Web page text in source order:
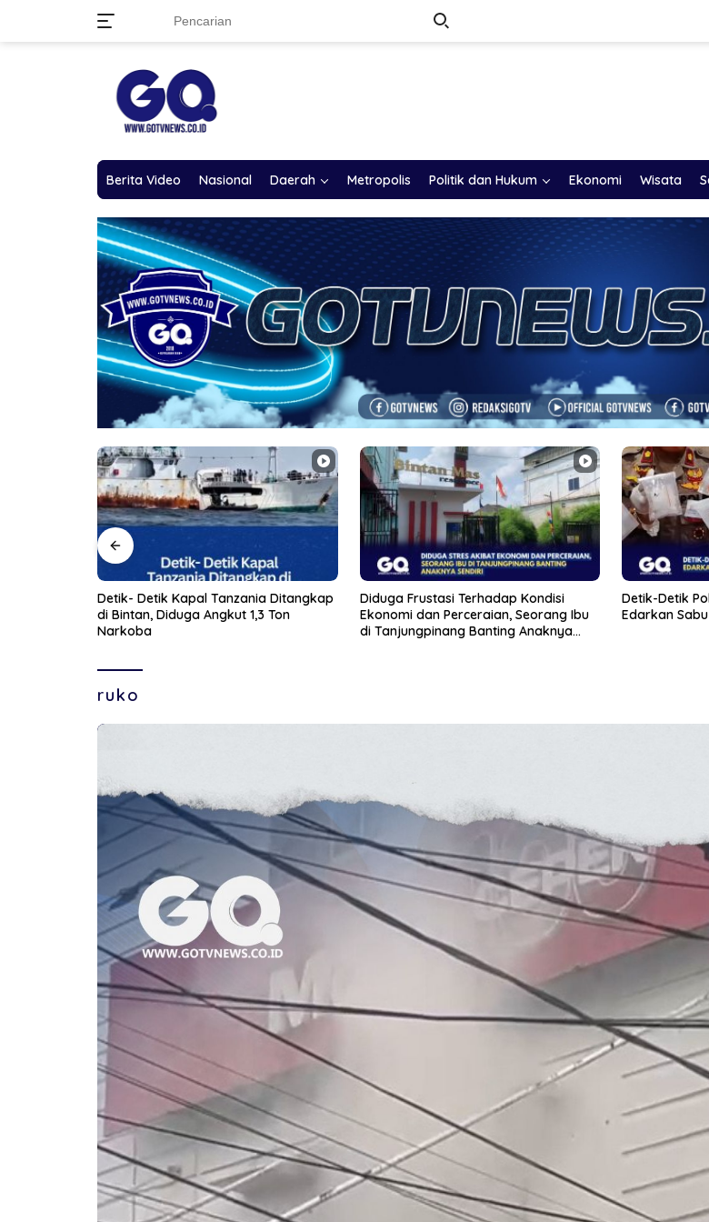
Berita Video Nasional Daerah Metropolis Politik dan Hukum Ekonomi Wisata
Diduga Frustasi Terhadap Kondisi
Ekonomi dan Perceraian, Seorang Ibu
di Tanjungpinang Banting Anaknya
Detik-Detik Polisi Bekuk Pasutri Lansia
Edarkan Sabu di Bintan
Bupati
Batu Pertama
ruko